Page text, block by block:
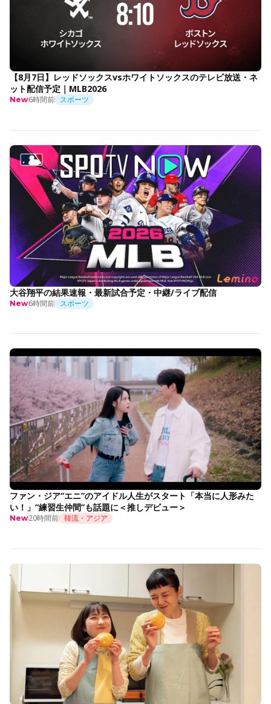
【8月7日】レッドソックスvsホワイトソックスのテレビ放送・ネ
ット配信予定｜MLB2026
New6時間前 スポーツ
大谷翔平の結果速報・最新試合予定・中継/ライブ配信
New6時間前 スポーツ
ファン・ジア“エニ”のアイドル人生がスタート「本当に人形みた
い！」“練習生仲間”も話題に＜推しデビュー＞
New20時間前 韓流・アジア